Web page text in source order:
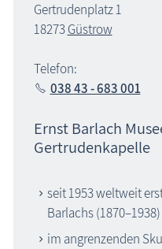
Gertrudenplatz 1
18273Güstrow
Telefon:
038 43 - 683 001
Ernst Barlach
Gertrudenkapelle
seit 1953 weltweit
Barlachs
im angrenzenden